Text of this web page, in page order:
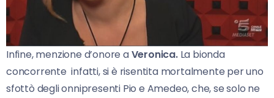
Infine, menzione d’onore aVeronica.La bionda
concorrente infatti, si è risentita mortalmente per uno
sfottò degli onnipresenti Pio e Amedeo, che, se solo ne